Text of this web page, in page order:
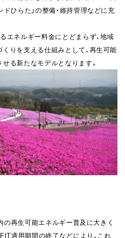
ドひらた」の整備・維持管理などに充
エネルギー料金にとどまらず、地域
りを支える仕組みとして、再生可能
る新たなモデルとなります。
背景
の再生可能エネルギー普及に大きく
適用期間の終了などにより、これ